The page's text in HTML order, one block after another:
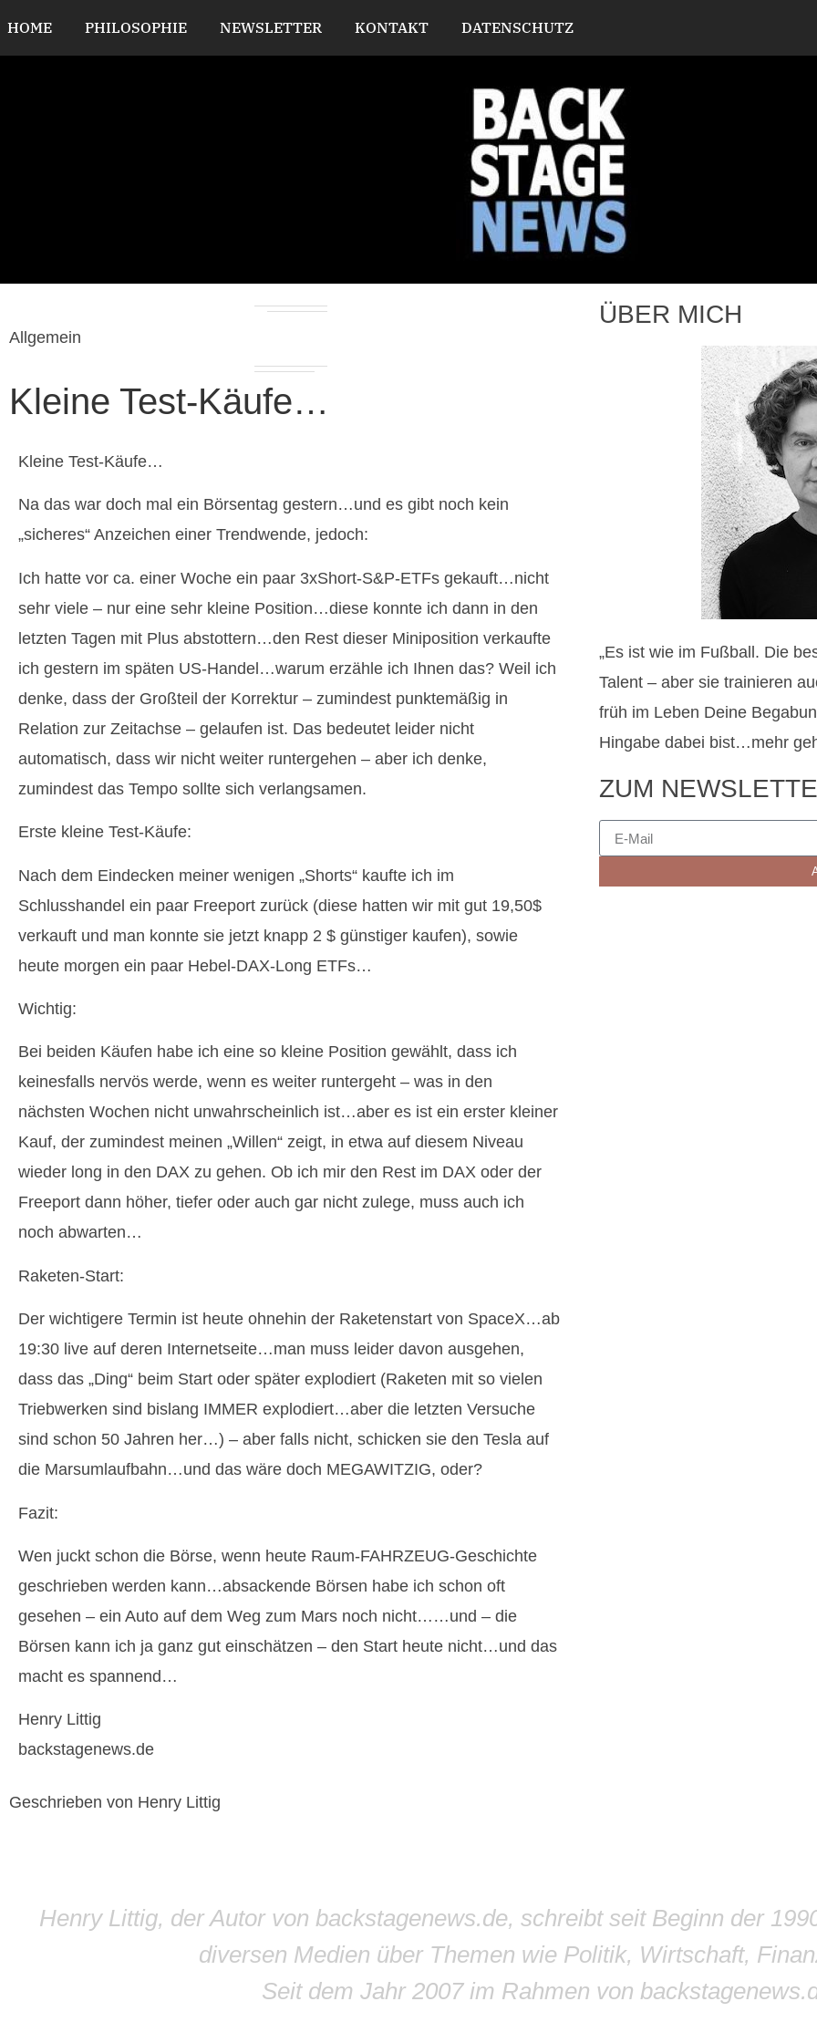
HOME PHILOSOPHIE NEWSLETTER KONTAKT DATENSCHUTZ
Allgemein
Kleine Test-Käufe…
Kleine Test-Käufe…
Na das war doch mal ein Börsentag gestern…und es gibt noch kein
„sicheres“ Anzeichen einer Trendwende, jedoch:
Ich hatte vor ca. einer Woche ein paar 3xShort-S&P-ETFs gekauft…nicht
sehr viele – nur eine sehr kleine Position…diese konnte ich dann in den
letzten Tagen mit Plus abstottern…den Rest dieser Miniposition verkaufte
ich gestern im späten US-Handel…warum erzähle ich Ihnen das? Weil ich
denke, dass der Großteil der Korrektur – zumindest punktemäßig in
Relation zur Zeitachse – gelaufen ist. Das bedeutet leider nicht
automatisch, dass wir nicht weiter runtergehen – aber ich denke,
zumindest das Tempo sollte sich verlangsamen.
Erste kleine Test-Käufe:
Nach dem Eindecken meiner wenigen „Shorts“ kaufte ich im
Schlusshandel ein paar Freeport zurück (diese hatten wir mit gut 19,50$
verkauft und man konnte sie jetzt knapp 2 $ günstiger kaufen), sowie
heute morgen ein paar Hebel-DAX-Long ETFs…
Wichtig:
Bei beiden Käufen habe ich eine so kleine Position gewählt, dass ich
keinesfalls nervös werde, wenn es weiter runtergeht – was in den
nächsten Wochen nicht unwahrscheinlich ist…aber es ist ein erster kleiner
Kauf, der zumindest meinen „Willen“ zeigt, in etwa auf diesem Niveau
wieder long in den DAX zu gehen. Ob ich mir den Rest im DAX oder der
Freeport dann höher, tiefer oder auch gar nicht zulege, muss auch ich
noch abwarten…
Raketen-Start:
Der wichtigere Termin ist heute ohnehin der Raketenstart von SpaceX…ab
19:30 live auf deren Internetseite…man muss leider davon ausgehen,
dass das „Ding“ beim Start oder später explodiert (Raketen mit so vielen
Triebwerken sind bislang IMMER explodiert…aber die letzten Versuche
sind schon 50 Jahren her…) – aber falls nicht, schicken sie den Tesla auf
die Marsumlaufbahn…und das wäre doch MEGAWITZIG, oder?
Fazit:
Wen juckt schon die Börse, wenn heute Raum-FAHRZEUG-Geschichte
geschrieben werden kann…absackende Börsen habe ich schon oft
gesehen – ein Auto auf dem Weg zum Mars noch nicht……und – die
Börsen kann ich ja ganz gut einschätzen – den Start heute nicht…und das
macht es spannend…
Henry Littig
backstagenews.de
Geschrieben von Henry Littig
ÜBER MICH
„Es ist wie im Fußball. Die
Talent – aber sie trainieren
früh im Leben Deine
Hingabe dabei bist…mehr
ZUM
Henry Littig, der Autor von backstagenews.de, schreibt seit Beginn der
diversen Medien über Themen wie Politik, Wirtschaft,
Seit dem Jahr 2007 im Rahmen von